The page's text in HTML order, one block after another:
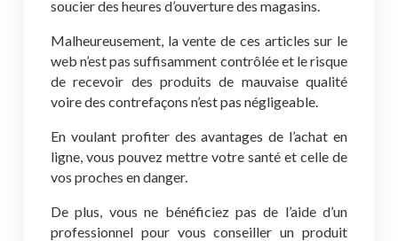
soucier des heures d’ouverture des magasins.
Malheureusement, la vente de ces articles sur le
web n’est pas suffisamment contrôlée et le risque
de recevoir des produits de mauvaise qualité
voire des contrefaçons n’est pas négligeable.
En voulant profiter des avantages de l’achat en
ligne, vous pouvez mettre votre santé et celle de
vos proches en danger.
De plus, vous ne bénéficiez pas de l’aide d’un
professionnel pour vous conseiller un produit